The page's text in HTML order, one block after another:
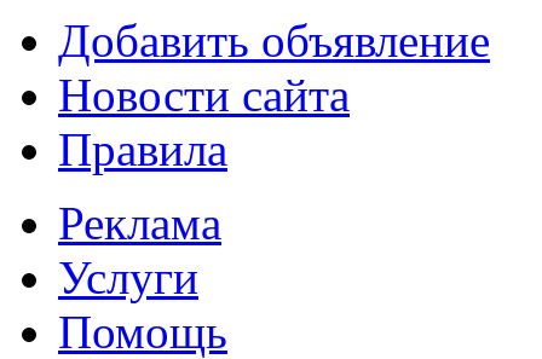
Добавить объявление
Новости сайта
Правила
Реклама
Услуги
Помощь